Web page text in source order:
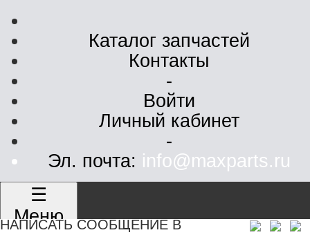
Каталог запчастей
Контакты
-
Войти
Личный кабинет
-
Эл. почта: info@maxparts.ru
☰
Меню
НАПИСАТЬ СООБЩЕНИЕ В